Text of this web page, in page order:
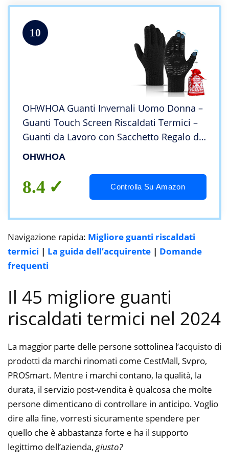
10
OHWHOA Guanti Invernali Uomo Donna –
Guanti Touch Screen Riscaldati Termici –
Guanti da Lavoro con Sacchetto Regalo di
Natale per Sportivi Moto MTB Bici
OHWHOA
8.4 Controlla Su Amazon
Navigazione rapida: Migliore guanti riscaldati
termici | La guida dell’acquirente | Domande
frequenti
Il 45 migliore guanti
riscaldati termici nel 2024
La maggior parte delle persone sottolinea l’acquisto di
prodotti da marchi rinomati come CestMall, Svpro,
PROSmart. Mentre i marchi contano, la qualità, la
durata, il servizio post-vendita è qualcosa che molte
persone dimenticano di controllare in anticipo. Voglio
dire alla fine, vorresti sicuramente spendere per
quello che è abbastanza forte e ha il supporto
legittimo dell’azienda, giusto?